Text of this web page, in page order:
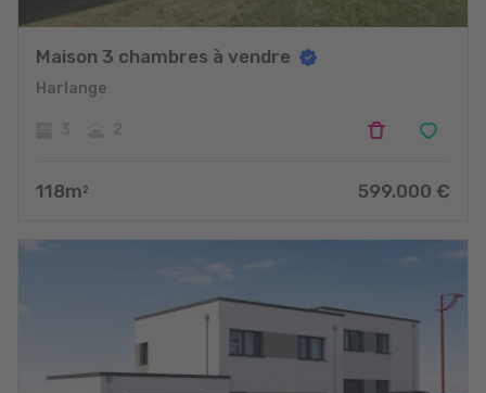
Maison 3 chambres à vendre
Harlange
118m 2 599.000 €